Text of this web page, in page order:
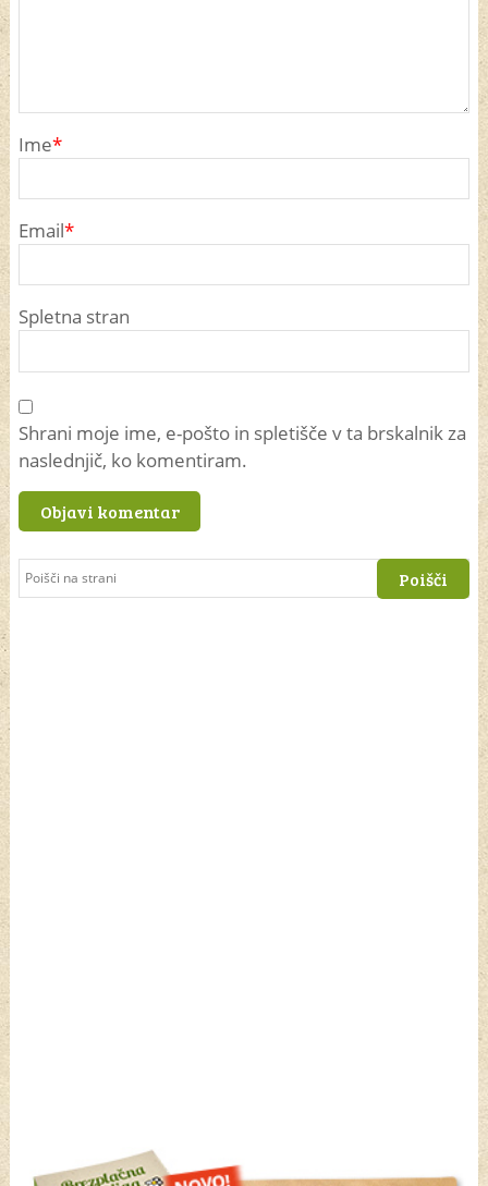
Ime*
Email*
Spletna stran
Shrani moje ime, e-pošto in spletišče v ta brskalnik za
naslednjič, ko komentiram.